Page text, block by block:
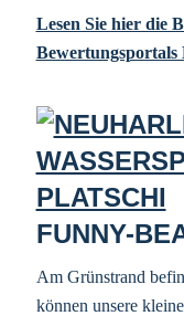
Lesen Sie hier die
Bewertungsportals
FUNNY-
Am Grünstrand
können unsere